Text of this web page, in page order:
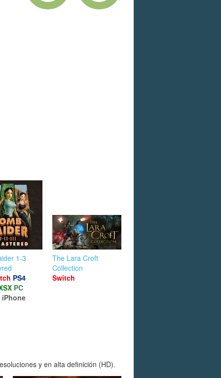
1-3
PS4
PC
iPhone
The Lara Croft
Collection
Switch
y en alta definición (HD).